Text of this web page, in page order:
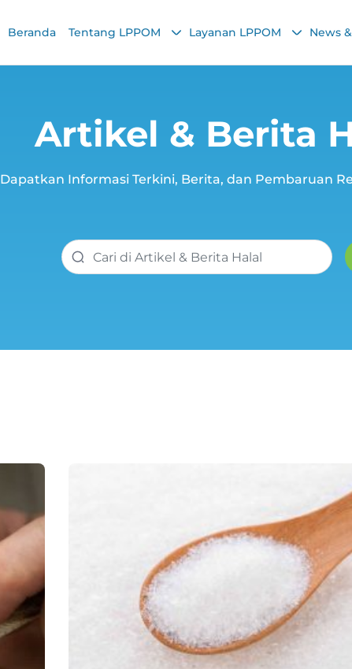
Beranda Tentang LPPOM Layanan LPPOM News
Artikel & Berita
Dapatkan Informasi Terkini, Berita, dan Pembaruan